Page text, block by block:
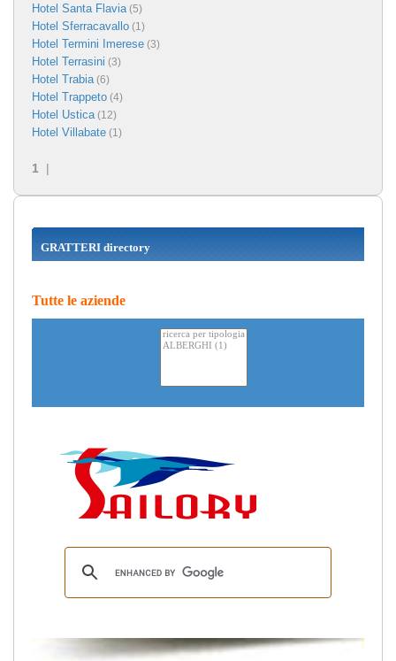
Hotel Santa Flavia(5)
Hotel Sferracavallo (1)
Hotel Termini Imerese (3)
Hotel Terrasini (3)
Hotel Trabia(6)
Hotel Trappeto (4)
Hotel Ustica(12)
Hotel Villabate (1)
1 |
GRATTERI directory
Tutte le aziende